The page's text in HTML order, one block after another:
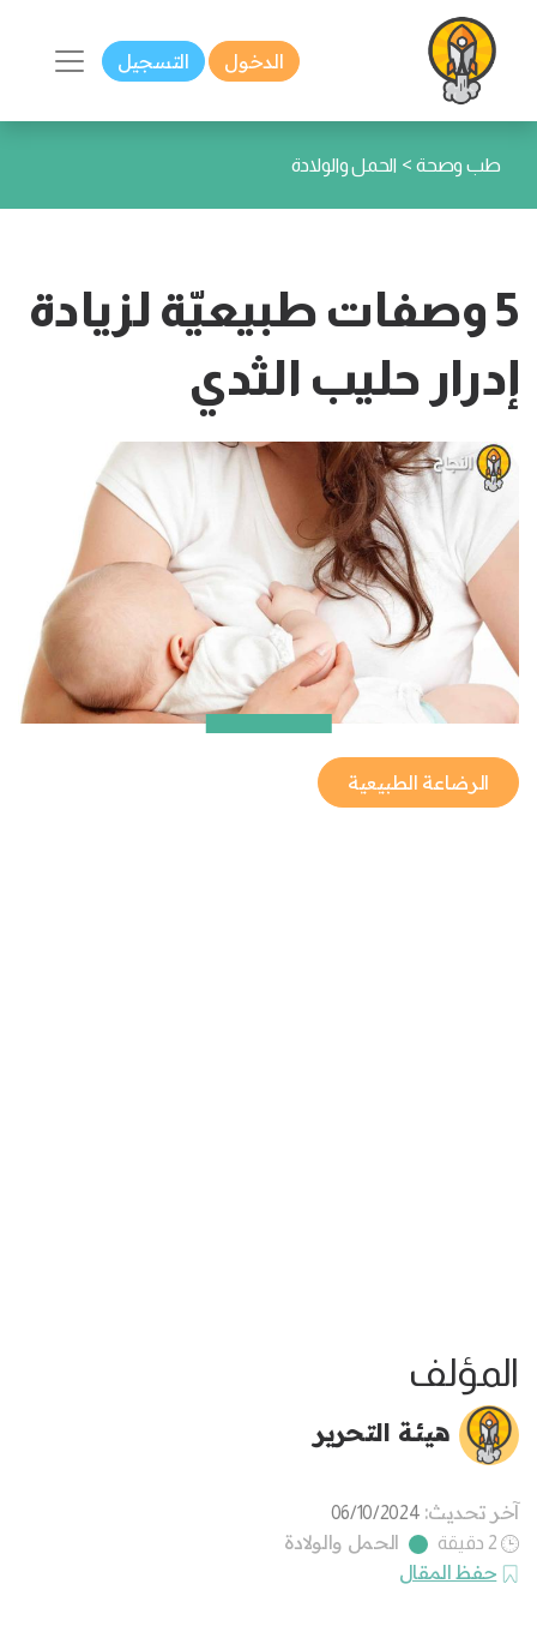
الدخول التسجيل
طب وصحة > الحمل والولادة
5 وصفات طبيعيّة لزيادة
إدرار حليب الثدي
الرضاعة الطبيعية
المؤلف
هيئة التحرير
آخر تحديث: 06/10/2024
2 دقيقة
الحمل والولادة
حفظ المقال